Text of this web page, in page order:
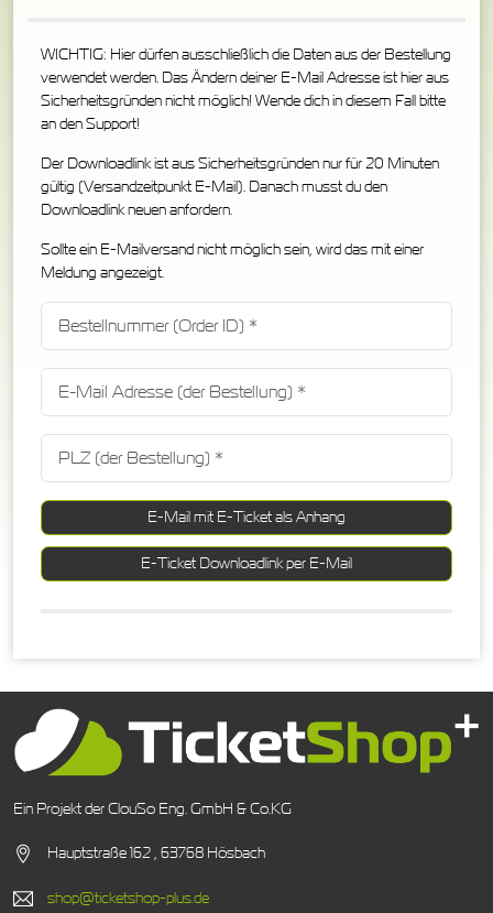
WICHTIG: Hier dürfen ausschließlich die Daten aus der Bestellung
verwendet werden. Das Ändern deiner E-Mail Adresse ist hier aus
Sicherheitsgründen nicht möglich! Wende dich in diesem Fall bitte
an den Support!
Der Downloadlink ist aus Sicherheitsgründen nur für 20 Minuten
gültig (Versandzeitpunkt E-Mail). Danach musst du den
Downloadlink neuen anfordern.
Sollte ein E-Mailversand nicht möglich sein, wird das mit einer
Meldung angezeigt.
E-Mail mit E-Ticket als Anhang
E-Ticket Downloadlink per E-Mail
Ein Projekt der ClouSo Eng. GmbH & Co.KG
Hauptstraße 162 , 63768 Hösbach
shop@ticketshop-plus.de